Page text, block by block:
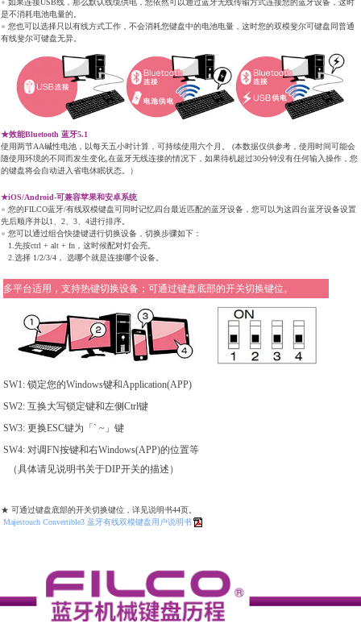
是不消耗电池电量的。
● 您也可以选择只以有线方式工作，不会消耗您键盘中的电池电量，这时您的双模斐尔可键盘同普通
有线斐尔可键盘无异。
★效能Bluetooth 蓝牙5.1
使用两节AA碱性电池，以每天五小时计算，可持续使用六个月。 (本数据仅供参考，使用时间可能会
随使用环境的不同而发生变化,在蓝牙无线连接的情况下，如果待机超过30分钟没有任何输入操作，您
的键盘将会自动进入省电休眠状态。）
★iOS/Android-可兼容苹果和安卓系统
● 您的FILCO蓝牙/有线双模键盘可同时记忆四台最近匹配的蓝牙设备，您可以为这四台蓝牙设备设置
先后顺序并以1、2、3、4进行排序。
● 您可以通过组合快捷键进行切换设备，切换步骤如下：
1.先按ctrl + alt + fn，这时候配对灯会亮。
2.选择 1/2/3/4， 选哪个就是连接哪个设备。
多平台适用，支持热键切换设备；可通过键盘底部的开关切换键位。
SW1: 锁定您的Windows键和Application(APP)
SW2: 互换大写锁定键和左侧Ctrl键
SW3: 更换ESC键为「` ~」键
SW4: 对调FN按键和右Windows(APP)的位置等
（具体请见说明书关于DIP开关的描述）
★ 可通过键盘底部的开关切换键位，详见说明书44页。
Majestouch Convertible3 蓝牙有线双模键盘用户说明书